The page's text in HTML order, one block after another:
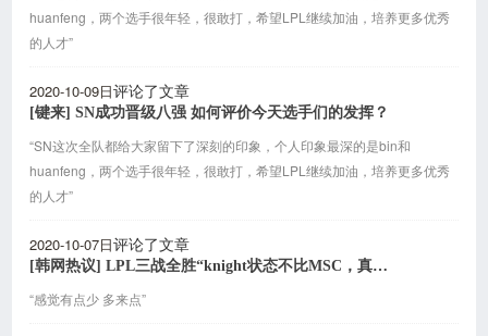
huanfeng，两个选手很年轻，很敢打，希望LPL继续加油，培养更多优秀
的人才”
2020-10-09日评论了文章
[键来] SN成功晋级八强 如何评价今天选手们的发挥？
“SN这次全队都给大家留下了深刻的印象，个人印象最深的是bin和
huanfeng，两个选手很年轻，很敢打，希望LPL继续加油，培养更多优秀
的人才”
2020-10-07日评论了文章
[韩网热议] LPL三战全胜“knight状态不比MSC，真是万幸”？
“感觉有点少 多来点”